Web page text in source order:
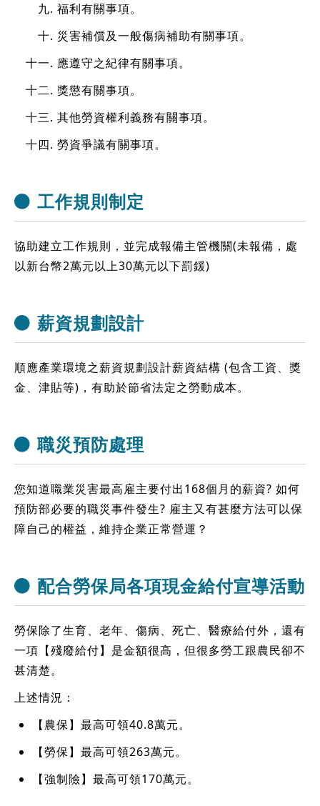
福利有關事項。
災害補償及一般傷病補助有關事項。
應遵守之紀律有關事項。
獎懲有關事項。
其他勞資權利義務有關事項。
勞資爭議有關事項。
工作規則制定
協助建立工作規則，並完成報備主管機關(未報備，處
以新台幣2萬元以上30萬元以下罰鍰)
薪資規劃設計
順應產業環境之薪資規劃設計薪資結構 (包含工資、獎
金、津貼等)，有助於節省法定之勞動成本。
職災預防處理
您知道職業災害最高雇主要付出168個月的薪資? 如何
預防部必要的職災事件發生? 雇主又有甚麼方法可以保
障自己的權益，維持企業正常營運？
配合勞保局各項現金給付宣導活動
勞保除了生育、老年、傷病、死亡、醫療給付外，還有
一項【殘廢給付】是金額很高，但很多勞工跟農民卻不
甚清楚。
上述情況：
【農保】最高可領40.8萬元。
【勞保】最高可領263萬元。
【強制險】最高可領170萬元。